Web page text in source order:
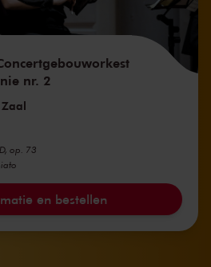
nr. 2
op. 73
en bestellen